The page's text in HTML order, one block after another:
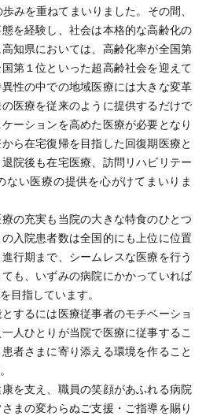
〒781-0011
野北町２丁目10番53号
5511(代表)
土曜）9:00〜12:30
金曜）13:30〜17:00
11:30／午後12:30〜16:30]
みを重ねてまいりました。その間、
を経験し、社会は本格的な高齢化の
知県においては、高齢化率が全国第
第１位といった超高齢社会を迎えて
性の中での地域医療には大きな変革
医療を従来のように提供するだけで
ーションを高めた医療が必要となり
ら在宅復帰を目指した回復期医療と
院後も在宅医療、訪問リハビリテー
ない医療の提供を心がけてまいりま
の充実も当院の大きな特食のひとつ
入院患者数は全国的にも上位に位置
行期まで、シームレスな医療を行う
も、いずみの病院にかかっていれば
目指しています。
するには医療従事者のモチベーショ
人ひとりが当院で医療に従事するこ
者さまに寄り添える環境を作ること
を支え、職員の笑顔があふれる病院
まの変わらぬご支援・ご指導を賜り